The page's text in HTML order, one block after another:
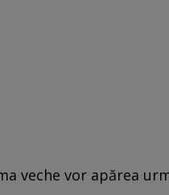
veche vor apărea